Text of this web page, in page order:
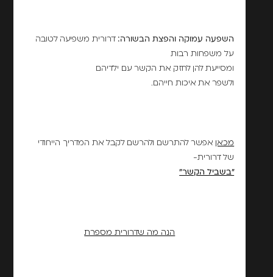
השפעה עמוקה והפצת הבשורה: דרורית משפיעה לטובה
על משפחות רבות
ומסייעת להן לחזק את הקשר עם ילדיהם
ולשפר את איכות חייהם.
מכאן
אפשר להתרשם ולהרשם לקבל את המדריך הייחודי
של דרורית-
"בשביל הקשר"
הנה מה שדרורית מספרת